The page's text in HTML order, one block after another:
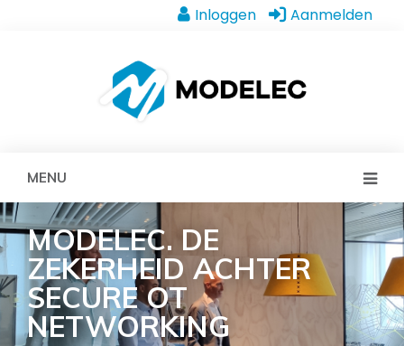
Inloggen Aanmelden
MENU
MODELEC. DE
ZEKERHEID ACHTER
SECURE OT
NETWORKING